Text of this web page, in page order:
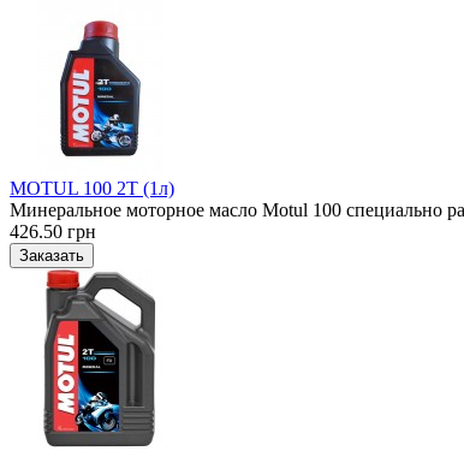
MOTUL 100 2T (1л)
Минеральное моторное масло Motul 100 специально
426.50 грн